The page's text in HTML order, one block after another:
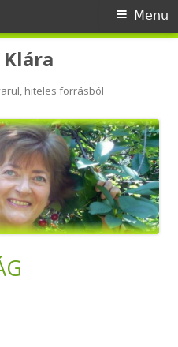
hiteles forrásból
Menu